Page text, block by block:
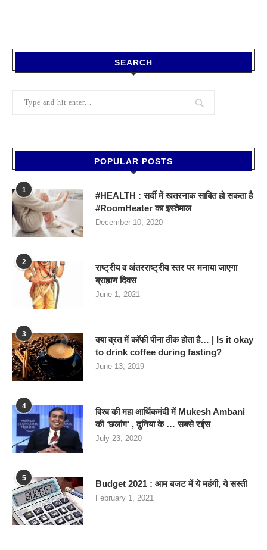
SEARCH
POPULAR POSTS
1
#HEALTH : सर्दी में खतरनाक साबित हो सकता है
#RoomHeater का इस्तेमाल
December 10, 2020
2
राष्ट्रीय व अंतरराष्ट्रीय स्तर पर मनाया जाएगा
ब्राह्मण दिवस
June 1, 2021
3
क्या व्रत में कॉफी पीना ठीक होता है… | Is it okay
to drink coffee during fasting?
June 13, 2019
4
विश्व की महा आर्थिकमंदी में Mukesh Ambani
की ‘छलांग’ , दुनिया के … सबसे रईस
July 23, 2020
5
Budget 2021 : आम बजट में ये महंगी, ये सस्‍ती
February 1, 2021